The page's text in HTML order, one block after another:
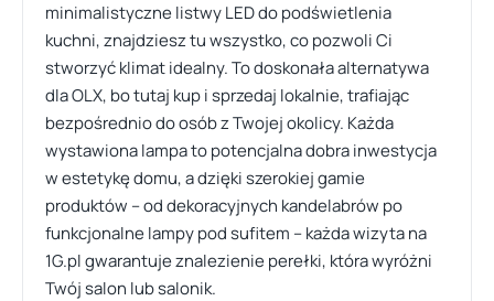
minimalistyczne listwy LED do podświetlenia
kuchni, znajdziesz tu wszystko, co pozwoli Ci
stworzyć klimat idealny. To doskonała alternatywa
dla OLX, bo tutaj kup i sprzedaj lokalnie, trafiając
bezpośrednio do osób z Twojej okolicy. Każda
wystawiona lampa to potencjalna dobra inwestycja
w estetykę domu, a dzięki szerokiej gamie
produktów – od dekoracyjnych kandelabrów po
funkcjonalne lampy pod sufitem – każda wizyta na
1G.pl gwarantuje znalezienie perełki, która wyróżni
Twój salon lub salonik.